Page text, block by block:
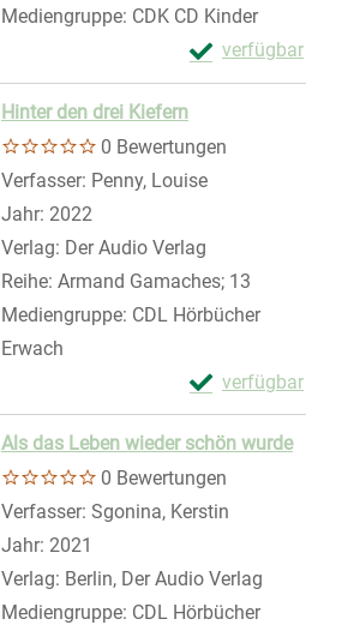
Mediengruppe: CDK CD Kinder
verfügbar
Exemplar-
Zum Download
Hinter den drei Kiefern
0 Bewertungen
Verfasser: Penny, Louise
Jahr: 2022
Verlag: Der Audio Verlag
Reihe: Armand Gamaches; 13
Mediengruppe: CDL Hörbücher
Erwach
verfügbar
Exemplar-
Zum Download
Als das Leben wieder schön wurde
0 Bewertungen
Verfasser: Sgonina, Kerstin
Jahr: 2021
Verlag: Berlin, Der Audio Verlag
Mediengruppe: CDL Hörbücher